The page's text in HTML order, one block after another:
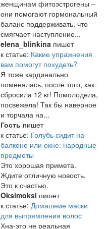
женщинам фитоэстрогены –
они помогают гормональный
баланс поддерживать, что
смягчает наступление...
elena_blinkina пишет
к статье: Какие упражнения
вам помогут похудеть?
Я тоже кардинально
поменялась, после того, как
сбросила 12 кг! Помолодела,
посвежела! Так бы наверное
и торчала на...
Гость пишет
к статье: Голубь сидит на
балконе или окне: народные
предметы
Это хорошая примета.
Ждите отличную новость.
Это к счастью.
Oksimoksi пишет
к статье: Домашние маски
для выпрямления волос
Хна-это не реальная